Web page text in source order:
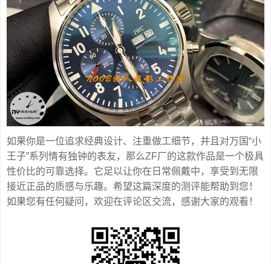
如果你是一位追求经典设计、注重做工细节，并且对万国“小
王子”系列情有独钟的表友，那么ZF厂的这款作品是一个极具
性价比的可靠选择。它足以让你在日常佩戴中，享受到无限
接近正品的质感与乐趣。希望这篇深度的测评能帮助到您！
如果您有任何疑问，欢迎在评论区交流，感谢大家的观看！